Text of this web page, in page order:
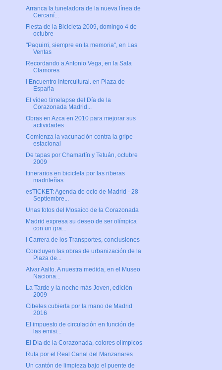
Arranca la tuneladora de la nueva línea de
Cercaní...
Fiesta de la Bicicleta 2009, domingo 4 de
octubre
"Paquirri, siempre en la memoria", en Las
Ventas
Recordando a Antonio Vega, en la Sala
Clamores
I Encuentro Intercultural. en Plaza de
España
El vídeo timelapse del Día de la
Corazonada Madrid...
Obras en Azca en 2010 para mejorar sus
actividades
Comienza la vacunación contra la gripe
estacional
De tapas por Chamartín y Tetuán, octubre
2009
Itinerarios en bicicleta por las riberas
madrileñas
esTICKET: Agenda de ocio de Madrid - 28
Septiembre...
Unas fotos del Mosaico de la Corazonada
Madrid expresa su deseo de ser olímpica
con un gra...
I Carrera de los Transportes, conclusiones
Concluyen las obras de urbanización de la
Plaza de...
Alvar Aalto. A nuestra medida, en el Museo
Naciona...
La Tarde y la noche más Joven, edición
2009
Cibeles cubierta por la mano de Madrid
2016
El impuesto de circulación en función de
las emisi...
El Día de la Corazonada, colores olímpicos
Ruta por el Real Canal del Manzanares
Un cantón de limpieza bajo el puente de